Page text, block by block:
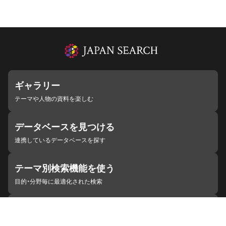
ギャラリー
テーマや人物の資料を楽しむ
データベースを見つける
連携しているデータベースを探す
テーマ別検索機能を使う
目的・分野毎に最適化された検索